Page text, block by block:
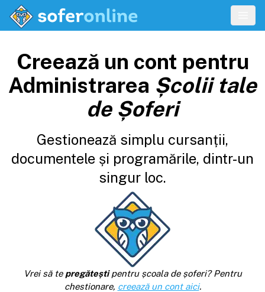
Creează un cont pentru
Administrarea Școlii tale
de Șoferi
Gestionează simplu cursanții,
documentele și programările, dintr-un
singur loc.
Vrei să te pregăteștipentru școala de șoferi? Pentru
chestionare, creează un cont aici.